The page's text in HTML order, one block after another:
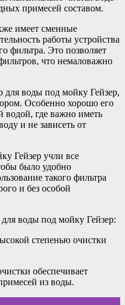
примесей составом.
имеет сменные
работы устройства
фильтра. Это позволяет
что немаловажно
для воды под мойку Гейзер,
Особенно хорошо его
водой, где важно иметь
и не зависеть от
Гейзер учли все
было удобно
такого фильтра
и без особой
воды под мойку Гейзер:
степенью очистки
обеспечивает
из воды.